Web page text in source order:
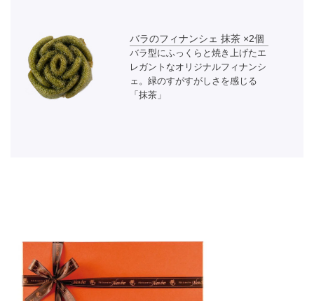
バラのフィナンシェ 抹茶 ×2個
バラ型にふっくらと焼き上げたエ
レガントなオリジナルフィナンシ
ェ。緑のすがすがしさを感じる
「抹茶」